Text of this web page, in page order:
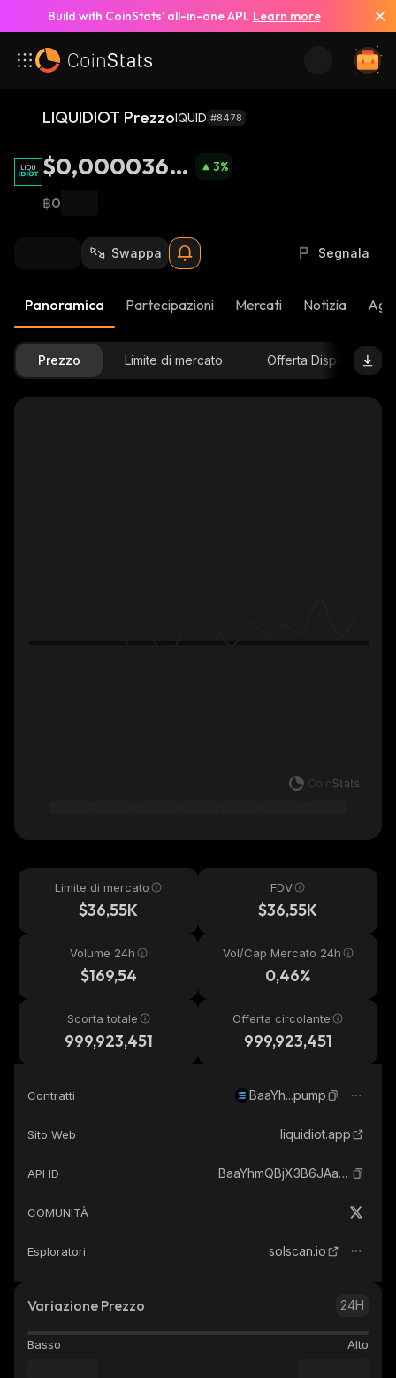
Build with CoinStats’ all-in-one API. Learn more
LIQUIDIOT PrezzoIQUID #8478
$0,0000365
5
3%
฿0
Swappa Segnala
Panoramica Partecipazioni Mercati Notizia
Prezzo Limite di mercato Offerta Disponibile
Limite di mercato
$36,55K
FDV
$36,55K
Volume 24h
$169,54
Vol/Cap Mercato 24h
0,46%
Scorta totale
999,923,451
Offerta circolante
999,923,451
Contratti BaaYh...pump
Sito Web liquidiot.app
API ID BaaYhmQBjX3B6JAayG5mDbhziyKsf4KDr9ZHzaEhpump_solana
COMUNITÀ
Esploratori solscan.io
Variazione Prezzo 24H
Basso Alto